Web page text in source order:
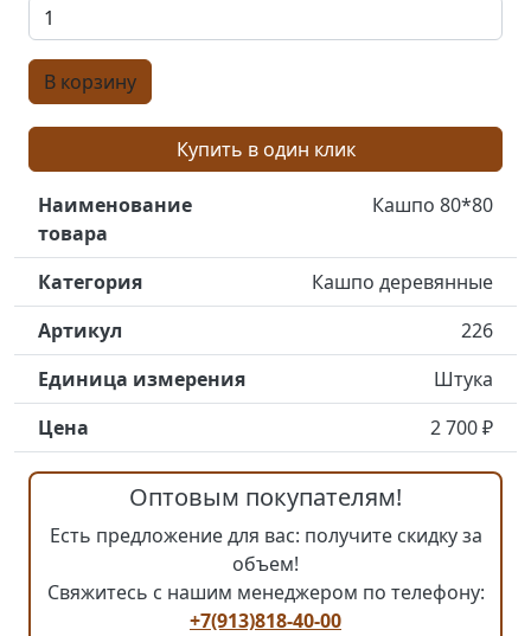
В корзину
Купить в один клик
Наименование
товара
Кашпо 80*80
Категория
Кашпо деревянные
Артикул
226
Единица измерения
Штука
Цена
2 700 ₽
Оптовым покупателям!
Есть предложение для вас: получите скидку за
объем!
Свяжитесь с нашим менеджером по телефону:
+7(913)818-40-00